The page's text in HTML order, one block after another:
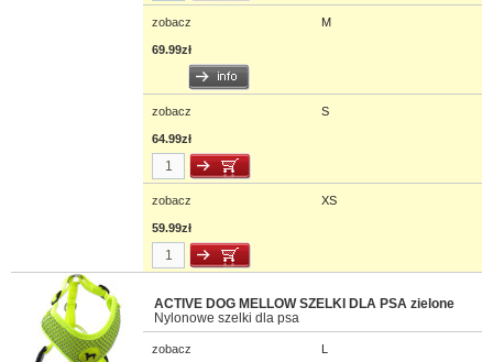
zobacz M
69.99zł
zobacz S
64.99zł
zobacz XS
59.99zł
ACTIVE DOG MELLOW SZELKI DLA PSA zielone
Nylonowe szelki dla psa
zobacz L